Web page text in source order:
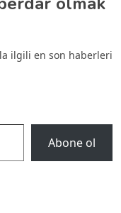
ilgili en son haberleri
Abone ol